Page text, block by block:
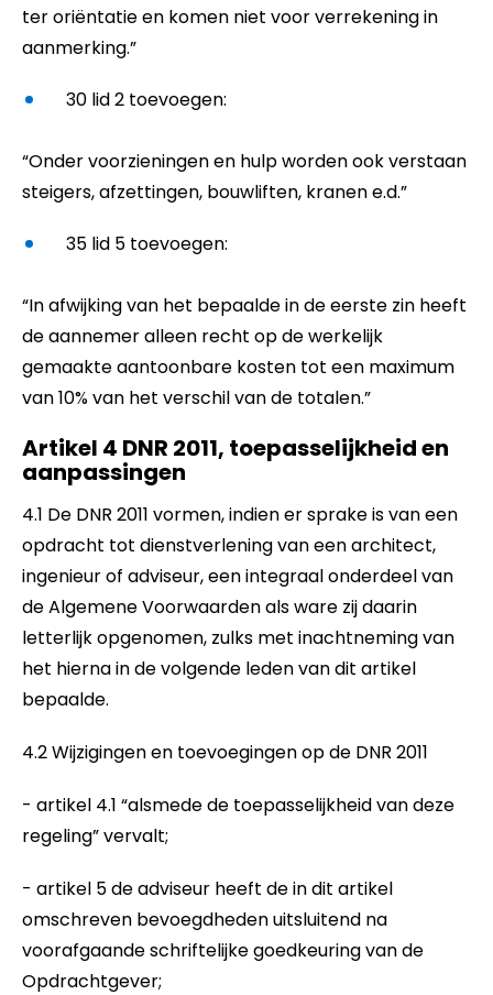
ter oriëntatie en komen niet voor verrekening in
aanmerking.”
30 lid 2 toevoegen:
“Onder voorzieningen en hulp worden ook verstaan
steigers, afzettingen, bouwliften, kranen e.d.”
35 lid 5 toevoegen:
“In afwijking van het bepaalde in de eerste zin heeft
de aannemer alleen recht op de werkelijk
gemaakte aantoonbare kosten tot een maximum
van 10% van het verschil van de totalen.”
Artikel 4 DNR 2011, toepasselijkheid en
aanpassingen
4.1 De DNR 2011 vormen, indien er sprake is van een
opdracht tot dienstverlening van een architect,
ingenieur of adviseur, een integraal onderdeel van
de Algemene Voorwaarden als ware zij daarin
letterlijk opgenomen, zulks met inachtneming van
het hierna in de volgende leden van dit artikel
bepaalde.
4.2 Wijzigingen en toevoegingen op de DNR 2011
- artikel 4.1 “alsmede de toepasselijkheid van deze
regeling” vervalt;
- artikel 5 de adviseur heeft de in dit artikel
omschreven bevoegdheden uitsluitend na
voorafgaande schriftelijke goedkeuring van de
Opdrachtgever;